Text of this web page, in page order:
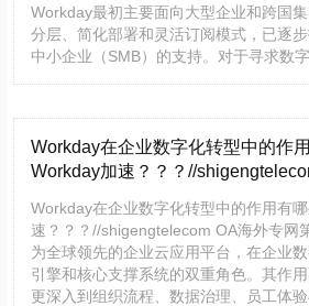
Workday最初主要面向大型企业和跨国
分层、简化部署和灵活订阅模式，已逐
中小企业（SMB）的支持。对于寻求数
Workday在企业数字化转型中的作
Workday加速？？？//
Workday在企业数字化转型中的作用有
速？？？//shigengtelecom OA海外专网
为全球领先的企业云应用平台，在企业
引擎和核心支撑系统的双重角色。其作
更深入到组织流程、数据治理、员工体验